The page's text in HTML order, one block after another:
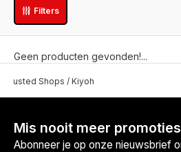
Filters
Geen producten gevonden!...
Shops / Kiyoh
Mis nooit meer
Abonneer je op onze nieuwsbrief